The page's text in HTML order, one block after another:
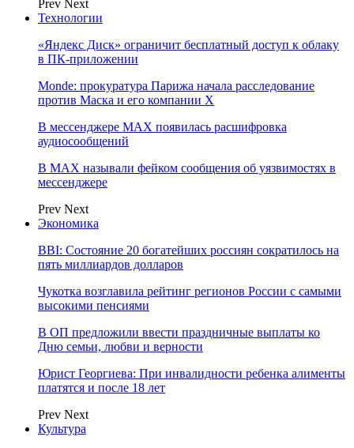
Prev Next
Технологии
«Яндекс Диск» ограничит бесплатный доступ к облаку
в ПК-приложении
Monde: прокуратура Парижа начала расследование
против Маска и его компании X
В мессенджере MAX появилась расшифровка
аудиосообщений
В МAX называли фейком сообщения об уязвимостях в
мессенджере
Prev Next
Экономика
BBI: Состояние 20 богатейших россиян сократилось на
пять миллиардов долларов
Чукотка возглавила рейтинг регионов России с самыми
высокими пенсиями
В ОП предложили ввести праздничные выплаты ко
Дню семьи, любви и верности
Юрист Георгиева: При инвалидности ребенка алименты
платятся и после 18 лет
Prev Next
Культура